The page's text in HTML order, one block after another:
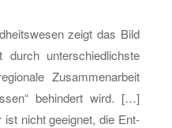
zeigt das Bild
durch un­ter­schied­lichs­te
Zu­sam­men­ar­beit
be­hin­dert wird. […]
ist nicht ge­eig­net, die Ent­